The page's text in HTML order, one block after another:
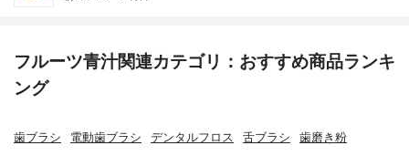
フルーツ青汁関連カテゴリ：おすすめ商品ランキ
ング
歯ブラシ 電動歯ブラシ デンタルフロス 舌ブラシ 歯磨き粉